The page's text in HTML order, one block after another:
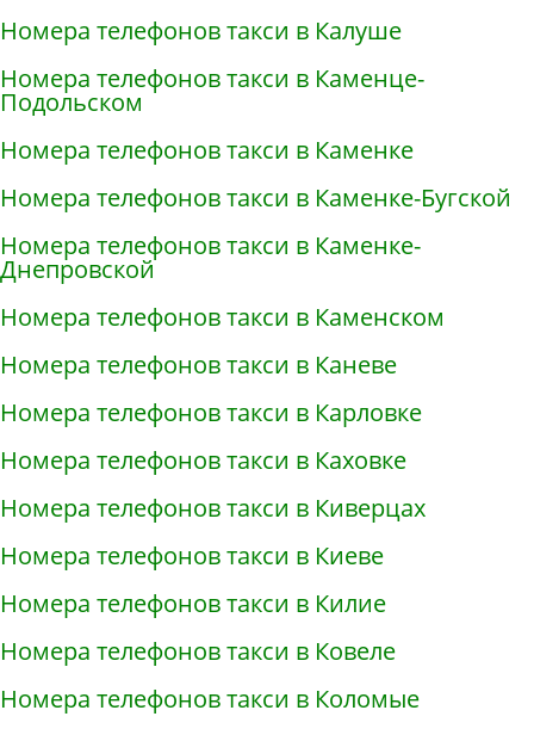
Номера телефонов такси в Калуше
Номера телефонов такси в Каменце-
Подольском
Номера телефонов такси в Каменке
Номера телефонов такси в Каменке-Бугской
Номера телефонов такси в Каменке-
Днепровской
Номера телефонов такси в Каменском
Номера телефонов такси в Каневе
Номера телефонов такси в Карловке
Номера телефонов такси в Каховке
Номера телефонов такси в Киверцах
Номера телефонов такси в Киеве
Номера телефонов такси в Килие
Номера телефонов такси в Ковеле
Номера телефонов такси в Коломые